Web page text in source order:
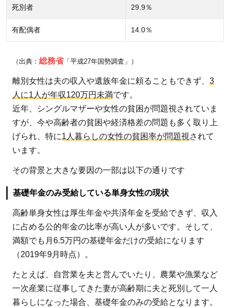
ま
は
齢
者
貧
の
現
状
に
い
て
知
ろ
う
死別者 29.9％
有配偶者 14.0％
（出典： 総務省「平成27年国勢調査」）
離別女性は夫の収入や遺族年金に頼ることもできず、 3
人に1人が年収120万円未満です。
近年、シングルマザーや女性の貧困が問題視されていま
すが、今や高齢者の貧困や経済格差の問題も多く取り上
げられ、特に1人暮らしの女性の貧困率が問題視 されて
います。
その背景と大きな要因の一部は以下の通りです
基礎年金のみ受給している単身女性の現状
高齢単身女性は厚生年金や共済年金を受給できず、収入
に占める公的年金の比率が高い人が多いです。そして、
満額でも月6.5万円の基礎年金だけの受給になります
（2019年9月時点）。
たとえば、自営業を夫と営んでいたり、農業や漁業など
一次産業に従事してきた妻が高齢期に夫と死別して一人
暮らしになった場合、基礎年金のみの受給となります。